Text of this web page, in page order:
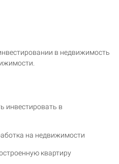
в недвижимость
инвестировать в
на недвижимости
квартиру